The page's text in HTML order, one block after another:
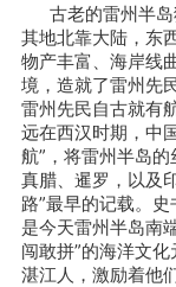
古老的雷州半岛
其地北靠大陆，东
物产丰富、海岸线
境，造就了雷州先
雷州先民自古就有
远在西汉时期，中
航”，将雷州半岛的
真腊、暹罗，以及
路”最早的记载。
是今天雷州半岛南
闯敢拼”的海洋文
湛江人，激励着他